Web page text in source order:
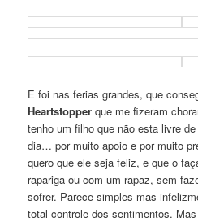
E foi nas ferias grandes, que
Heartstopperque me fizeram
tenho um filho que não esta livre
dia… por muito apoio e por muito
quero que ele seja feliz, e que o
rapariga ou com um rapaz, sem
sofrer. Parece simples mas
total controle dos sentimentos.